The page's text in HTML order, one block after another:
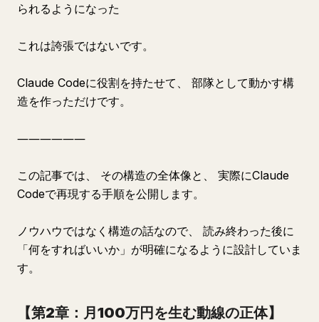
られるようになった
これは誇張ではないです。
Claude Codeに役割を持たせて、 部隊として動かす構
造を作っただけです。
――――――
この記事では、 その構造の全体像と、 実際にClaude
Codeで再現する手順を公開します。
ノウハウではなく構造の話なので、 読み終わった後に
「何をすればいいか」が明確になるように設計していま
す。
【第2章：月100万円を生む動線の正体】